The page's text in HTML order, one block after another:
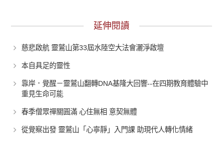
延伸閱讀
慈悲啟航 靈鷲山第33屆水陸空大法會灑淨啟壇
本自具足的靈性
靠岸．覺醒－靈鷲山翻轉DNA基隆大回響--在四期教育體驗中
重見生命可能
春季僧眾禪關圓滿 心住無相 意契無體
從覺察出發 靈鷲山「心寧靜」入門課 助現代人轉化情緒